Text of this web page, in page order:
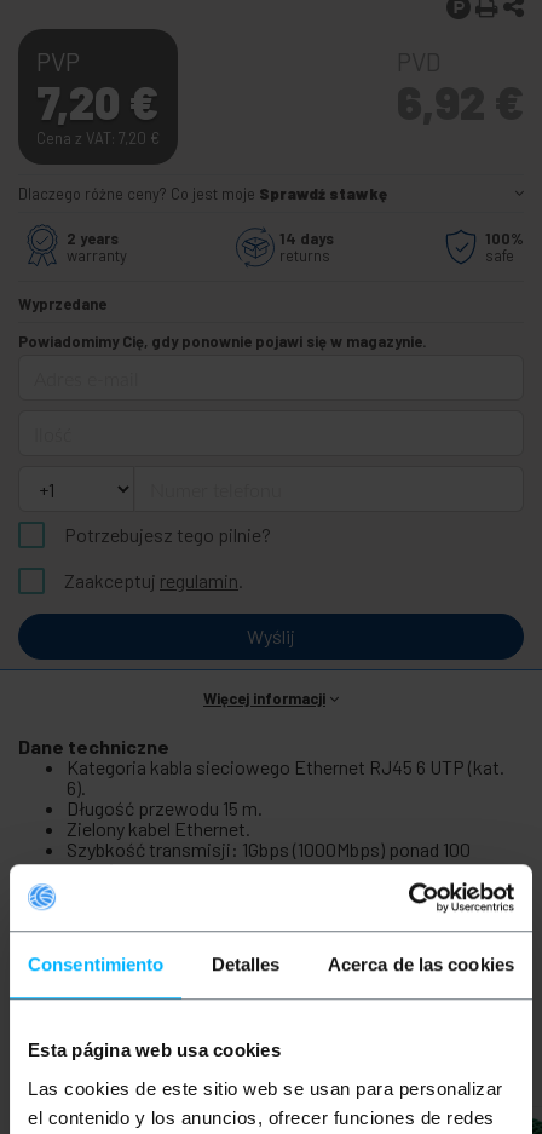
Consentimiento Detalles Acerca de las cookies
Esta página web usa cookies
Las cookies de este sitio web se usan para personalizar
el contenido y los anuncios, ofrecer funciones de redes
PVP
7,20 €
Cena z VAT: 7,20 €
Dlaczego różne ceny? Co jest moje Sprawdź stawkę
2 years
warranty
14 days
returns
100%
safe
Wyprzedane
Powiadomimy Cię, gdy ponownie pojawi się w magazynie.
Potrzebujesz tego pilnie?
Zaakceptuj regulamin.
Wyślij
Więcej informacji
Dane techniczne
Kategoria kabla sieciowego Ethernet RJ45 6 UTP (kat.
6).
Długość przewodu 15 m.
Zielony kabel Ethernet.
Szybkość transmisji: 1Gbps (1000Mbps) ponad 100
metrów.
Produkty